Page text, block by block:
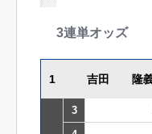
3連単オッズ
1 吉田 隆
3